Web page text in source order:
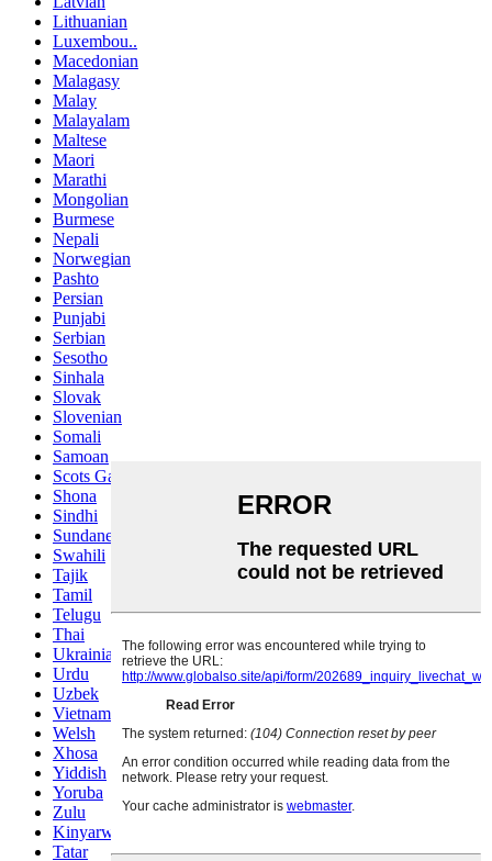
Lithuanian
Luxembou..
Macedonian
Malagasy
Malay
Malayalam
Maltese
Maori
Marathi
Mongolian
Burmese
Nepali
Norwegian
Pashto
Persian
Punjabi
Serbian
Sesotho
Sinhala
Slovak
Slovenian
Somali
Samoan
Scots Gaelic
Shona
Sindhi
Sundanese
Swahili
Tajik
Tamil
Telugu
Thai
Ukrainian
Urdu
Uzbek
Vietnamese
Welsh
Xhosa
Yiddish
Yoruba
Zulu
Kinyarwanda
Tatar